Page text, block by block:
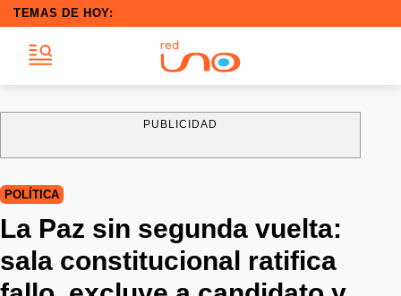
TEMAS DE HOY:
PUBLICIDAD
POLÍTICA
La Paz sin segunda vuelta:
sala constitucional ratifica